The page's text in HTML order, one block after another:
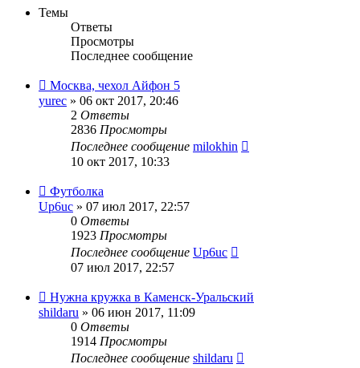
Темы
Ответы
Просмотры
Последнее сообщение
Москва, чехол Айфон 5
yurec » 06 окт 2017, 20:46
2 Ответы
2836 Просмотры
Последнее сообщение milokhin
10 окт 2017, 10:33
Футболка
Up6uc » 07 июл 2017, 22:57
0 Ответы
1923 Просмотры
Последнее сообщение Up6uc
07 июл 2017, 22:57
Нужна кружка в Каменск-Уральский
shildaru » 06 июн 2017, 11:09
0 Ответы
1914 Просмотры
Последнее сообщение shildaru